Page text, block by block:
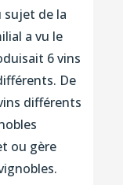
sujet de la
a vu le
6 vins
De
différents
ou gère